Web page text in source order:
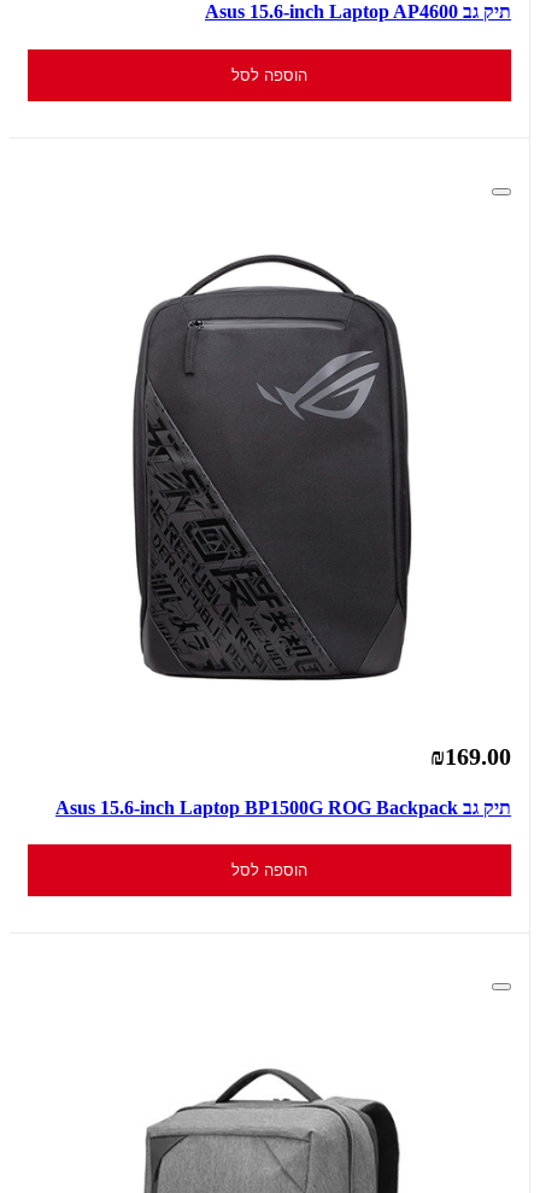
תיק גב Asus 15.6-inch Laptop AP4600
הוספה לסל
₪169.00
תיק גב Asus 15.6-inch Laptop BP1500G ROG Backpack
הוספה לסל